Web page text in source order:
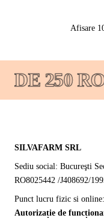
Afisare
250
SILVAFARM SRL
Sediu social: Bucureşti
RO8025442 /J408692/
Punct lucru fizic si
Autorizație de